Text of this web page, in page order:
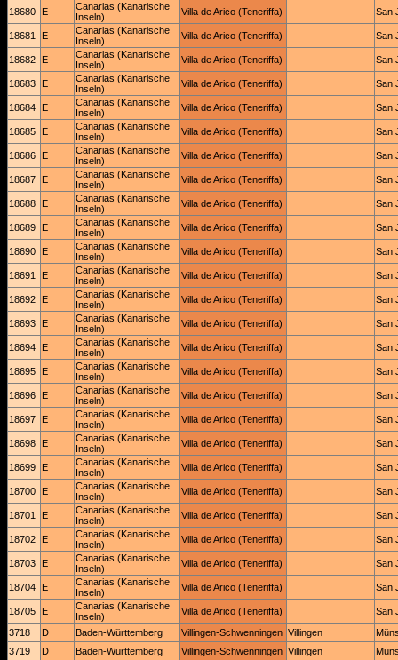
18680 E
Canarias (Kanarische
Inseln)
Villa de Arico (Teneriffa) San
18681 E
Canarias (Kanarische
Inseln)
Villa de Arico (Teneriffa) San
18682 E
Canarias (Kanarische
Inseln)
Villa de Arico (Teneriffa) San
18683 E
Canarias (Kanarische
Inseln)
Villa de Arico (Teneriffa) San
18684 E
Canarias (Kanarische
Inseln)
Villa de Arico (Teneriffa) San
18685 E
Canarias (Kanarische
Inseln)
Villa de Arico (Teneriffa) San
18686 E
Canarias (Kanarische
Inseln)
Villa de Arico (Teneriffa) San
18687 E
Canarias (Kanarische
Inseln)
Villa de Arico (Teneriffa) San
18688 E
Canarias (Kanarische
Inseln)
Villa de Arico (Teneriffa) San
18689 E
Canarias (Kanarische
Inseln)
Villa de Arico (Teneriffa) San
18690 E
Canarias (Kanarische
Inseln)
Villa de Arico (Teneriffa) San
18691 E
Canarias (Kanarische
Inseln)
Villa de Arico (Teneriffa) San
18692 E
Canarias (Kanarische
Inseln)
Villa de Arico (Teneriffa) San
18693 E
Canarias (Kanarische
Inseln)
Villa de Arico (Teneriffa) San
18694 E
Canarias (Kanarische
Inseln)
Villa de Arico (Teneriffa) San
18695 E
Canarias (Kanarische
Inseln)
Villa de Arico (Teneriffa) San
18696 E
Canarias (Kanarische
Inseln)
Villa de Arico (Teneriffa) San
18697 E
Canarias (Kanarische
Inseln)
Villa de Arico (Teneriffa) San
18698 E
Canarias (Kanarische
Inseln)
Villa de Arico (Teneriffa) San
18699 E
Canarias (Kanarische
Inseln)
Villa de Arico (Teneriffa) San
18700 E
Canarias (Kanarische
Inseln)
Villa de Arico (Teneriffa) San
18701 E
Canarias (Kanarische
Inseln)
Villa de Arico (Teneriffa) San
18702 E
Canarias (Kanarische
Inseln)
Villa de Arico (Teneriffa) San
18703 E
Canarias (Kanarische
Inseln)
Villa de Arico (Teneriffa) San
18704 E
Canarias (Kanarische
Inseln)
Villa de Arico (Teneriffa) San
18705 E
Canarias (Kanarische
Inseln)
Villa de Arico (Teneriffa)
San
3718
D Baden-Württemberg Villingen-Schwenningen Villingen
3719
D Baden-Württemberg Villingen-Schwenningen Villingen